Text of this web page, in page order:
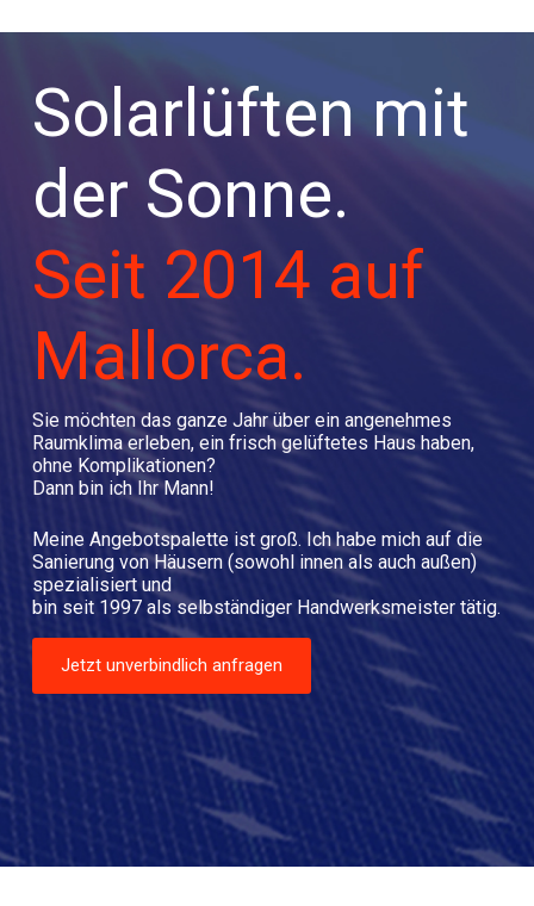
Solarlüften mit
der Sonne.
Seit 2014 auf
Mallorca.
Sie möchten das ganze Jahr über ein angenehmes
Raumklima erleben, ein frisch gelüftetes Haus haben,
ohne Komplikationen?
Dann bin ich Ihr Mann!
Meine Angebotspalette ist groß. Ich habe mich auf die
Sanierung von Häusern (sowohl innen als auch außen)
spezialisiert und
bin seit 1997 als selbständiger Handwerksmeister tätig.
Jetzt unverbindlich anfragen